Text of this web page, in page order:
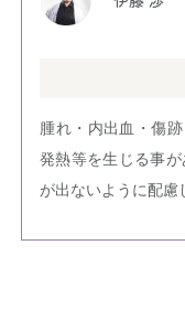
腫れ・内出血・傷
発熱等を生じる事
が出ないように配慮